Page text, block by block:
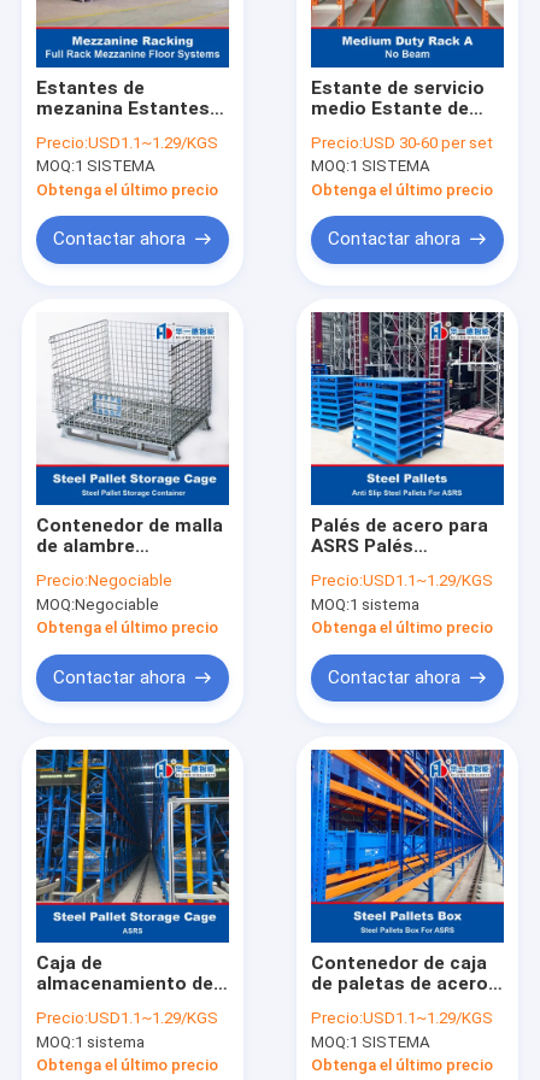
Inicio
Productos
Sobre nosotros
Control de Calidad
Contacto
Todos los casos
Solicitar una cotización
tormento de radio de la lanzadera
Repuesto eléctrico móvil
Recuadro de elevación con voladizo
Estantes de
mezanina Estantes
Precio:USD1.1~1.29/KGS
MOQ:1 SISTEMA
Obtenga el último precio
Contactar ahora
Estante de servicio
medio Estante de
cartón Estante de
almacenamiento de
larga duración
Estante de
almacenamiento
Precio:USD 30-60 per set
MOQ:1 SISTEMA
Obtenga el último precio
Contactar ahora
Contenedor de malla
de alambre
de almacenamiento
Precio:Negociable
MOQ:Negociable
Obtenga el último precio
Contactar ahora
Palés de acero para
ASRS Palés
Precio:USD1.1~1.29/KGS
MOQ:1 sistema
Obtenga el último precio
Contactar ahora
Caja de
almacenamiento de
para los años
siguientes
Precio:USD1.1~1.29/KGS
MOQ:1 sistema
Obtenga el último precio
Contenedor de caja
de paletas de acero
Precio:USD1.1~1.29/KGS
MOQ:1 SISTEMA
Obtenga el último precio